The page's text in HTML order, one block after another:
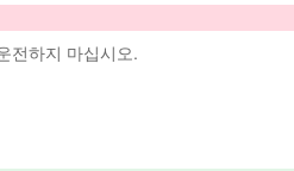
전하지 마십시오.